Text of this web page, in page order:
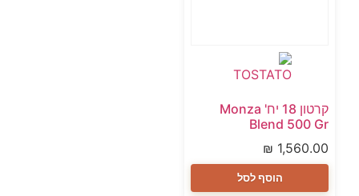
קרטון 18 יח' Monza
Blend 500 Gr
₪ 1,560.00
הוסף לסל